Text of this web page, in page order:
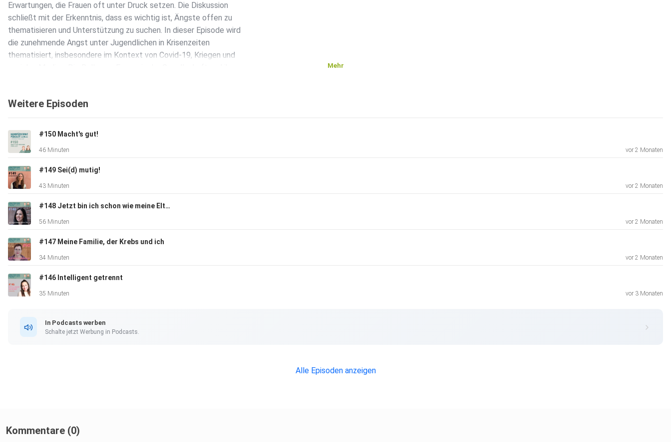
Erwartungen, die Frauen oft unter Druck setzen. Die Diskussion
schließt mit der Erkenntnis, dass es wichtig ist, Ängste offen zu
thematisieren und Unterstützung zu suchen. In dieser Episode wird
die zunehmende Angst unter Jugendlichen in Krisenzeiten
thematisiert, insbesondere im Kontext von Covid-19, Kriegen und
verbundenen unrealistischen Schönheitsideale diskutiert.
einschließlich Selbsthilfe und Therapie, sowie die Bedeutung von
Meditation und Achtsamkeit.
Mehr
Weitere Episoden
#150 Macht's gut!
46 Minuten vor 2 Monaten
#149 Sei(d) mutig!
43 Minuten vor 2 Monaten
#148 Jetzt bin ich schon wie meine Eltern
56 Minuten vor 2 Monaten
#147 Meine Familie, der Krebs und ich
34 Minuten vor 2 Monaten
#146 Intelligent getrennt
35 Minuten vor 3 Monaten
In Podcasts werben
Schalte jetzt Werbung in Podcasts.
Alle Episoden anzeigen
Kommentare (0)